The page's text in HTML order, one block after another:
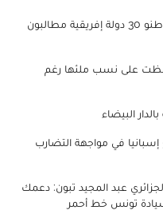
تأشيرة الدخول للولايات المتحدة: مواطنو 30 دولة إفريقية مطالبون
على نسب ملئها رغم
البيضاء
في مواجهة التضارب
عبد المجيد تبون: دعمك
تونس خط أحمر